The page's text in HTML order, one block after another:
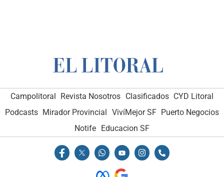
Campolitoral Revista Nosotros Clasificados CYD Litoral
Podcasts Mirador Provincial VivíMejor SF Puerto Negocios
Notife
Educacion SF